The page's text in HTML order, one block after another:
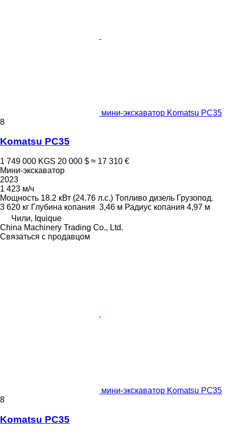
мини-экскаватор Komatsu PC35
8
Komatsu PC35
1 749 000 KGS 20 000 $ ≈ 17 310 €
Мини-экскаватор
2023
1 423 м/ч
Мощность 18.2 кВт (24.76 л.с.) Топливо дизель Грузопод.
3 620 кг Глубина копания 3,46 м Радиус копания 4,97 м
Чили, Iquique
China Machinery Trading Co., Ltd.
Связаться с продавцом
мини-экскаватор Komatsu PC35
8
Komatsu PC35